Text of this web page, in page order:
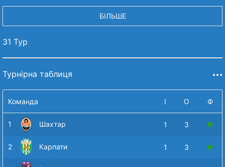
БІЛЬШЕ
31 Тур
Турнірна таблиця
Команда І О Ф
1 Шахтар 1 3
2 Карпати 1 3